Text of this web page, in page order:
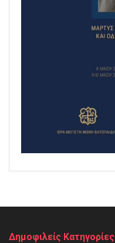
Δημοφιλείς Κατηγορίες